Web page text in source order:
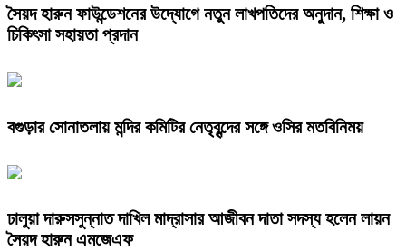
সৈয়দ হারুন ফাউন্ডেশনের উদ্যোগে নতুন লাখপতিদের অনুদান, শিক্ষা ও
চিকিৎসা সহায়তা প্রদান
বগুড়ার সোনাতলায় মন্দির কমিটির নেতৃবৃন্দের সঙ্গে ওসির মতবিনিময়
ঢালুয়া দারুসসুন্নাত দাখিল মাদ্রাসার আজীবন দাতা সদস্য হলেন লায়ন
সৈয়দ হারুন এমজেএফ